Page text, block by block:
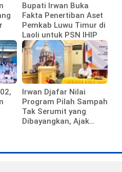
Bupati Irwan Buka
Fakta Penertiban Aset
Pemkab Luwu Timur di
Laoli untuk PSN IHIP
Irwan Djafar Nilai
Program Pilah Sampah
Tak Serumit yang
Dibayangkan, Ajak